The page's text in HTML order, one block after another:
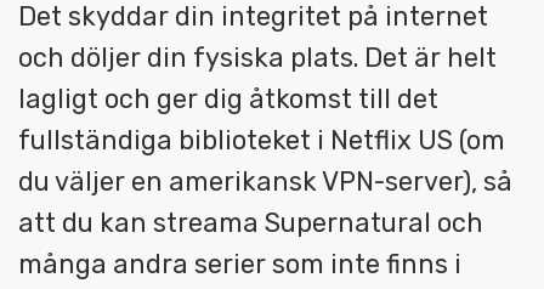
Det skyddar din integritet på internet
och döljer din fysiska plats. Det är helt
lagligt och ger dig åtkomst till det
fullständiga biblioteket i Netflix US (om
du väljer en amerikansk VPN-server), så
att du kan streama Supernatural och
många andra serier som inte finns i